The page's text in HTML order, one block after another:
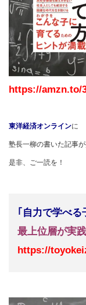
https://amzn.to/
東洋経済オンラインに
塾長一柳の書いた記事が
是非、ご一読を！
｢自力で学べる
最上位層が実
https://